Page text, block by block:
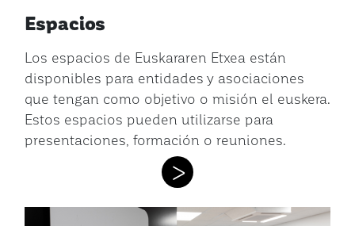
Espacios
Los espacios de Euskararen Etxea están
disponibles para entidades y asociaciones
que tengan como objetivo o misión el euskera.
Estos espacios pueden utilizarse para
presentaciones, formación o reuniones.
>